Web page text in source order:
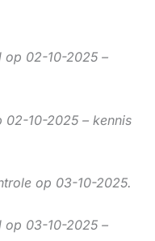
op 02-10-2025 –
10-2025 – kennis
op 03-10-2025.
op 03-10-2025 –